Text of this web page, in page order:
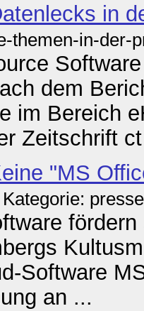
in
themen-in-der-
dem
im Bereich
Zeitschrift
"MS
Kategorie:
Software
an ...